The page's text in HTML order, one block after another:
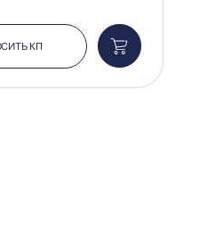
КП
Добавить
в
корзину